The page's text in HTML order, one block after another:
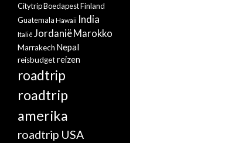
Citytrip BoedapestFinland
Guatemala Hawaii India
Italië JordaniëMarokko
Marrakech Nepal
reisbudgetreizen
roadtrip
roadtrip
amerika
roadtrip USA